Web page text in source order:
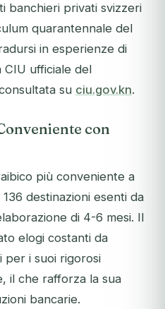
banchieri privati svizzeri
quarantennale del
in esperienze di
CIU ufficiale del
su ciu.gov.kn.
con
più conveniente a
destinazioni esenti da
di 4-6 mesi. Il
elogi costanti da
per i suoi rigorosi
il che rafforza la sua
bancarie.